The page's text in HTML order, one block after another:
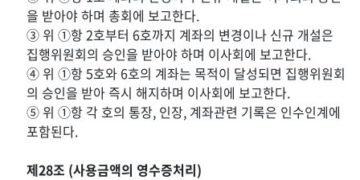
을 받아야 하며 총회에 보고한다.
③ 위 ①항 2호부터 6호까지 계좌의 변경이나 신규 개설은
집행위원회의 승인을 받아야 하며 이사회에 보고한다.
④ 위 ①항 5호와 6호의 계좌는 목적이 달성되면 집행위원회
의 승인을 받아 즉시 해지하며 이사회에 보고한다.
⑤ 위 ①항 각 호의 통장, 인장, 계좌관련 기록은 인수인계에
포함된다.
제28조 (사용금액의 영수증처리)